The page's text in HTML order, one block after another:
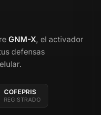
GNM-X, el activador
defensas
COFEPRIS
REGISTRADO